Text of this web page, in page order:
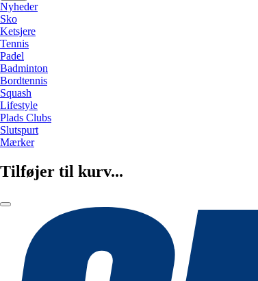
Nyheder
Sko
Ketsjere
Tennis
Padel
Badminton
Bordtennis
Squash
Lifestyle
Plads Clubs
Slutspurt
Mærker
Tilføjer til kurv...